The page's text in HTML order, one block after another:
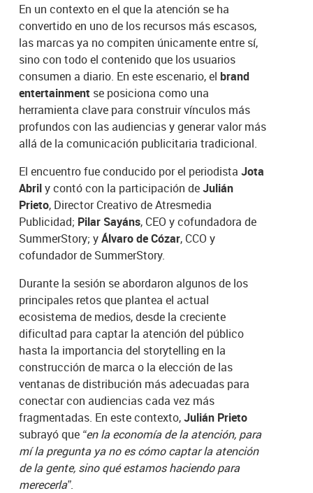
En un contexto en el que la atención se ha
convertido en uno de los recursos más escasos,
las marcas ya no compiten únicamente entre sí,
sino con todo el contenido que los usuarios
consumen a diario. En este escenario, elbrand
entertainment se posiciona como una
herramienta clave para construir vínculos más
profundos con las audiencias y generar valor más
allá de la comunicación publicitaria tradicional.
El encuentro fue conducido por el periodistaJota
Abrily contó con la participación deJulián
Prieto, Director Creativo de Atresmedia
Publicidad; Pilar Sayáns, CEO y cofundadora de
SummerStory; yÁlvaro de Cózar, CCO y
cofundador de SummerStory.
Durante la sesión se abordaron algunos de los
principales retos que plantea el actual
ecosistema de medios, desde la creciente
dificultad para captar la atención del público
hasta la importancia del storytelling en la
construcción de marca o la elección de las
ventanas de distribución más adecuadas para
conectar con audiencias cada vez más
fragmentadas. En este contexto,Julián Prieto
subrayó que “en la economía de la atención, para
mí la pregunta ya no es cómo captar la atención
de la gente, sino qué estamos haciendo para
merecerla”.